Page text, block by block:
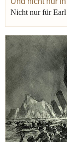
Nicht nur für